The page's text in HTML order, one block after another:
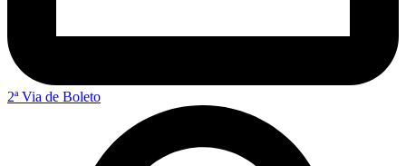
2ª Via de Boleto